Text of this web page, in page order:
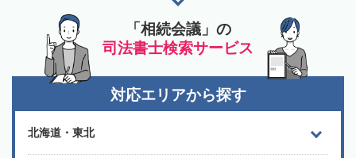
「相続会議」の
司法書士検索サービス
対応エリアから探す
北海道・東北